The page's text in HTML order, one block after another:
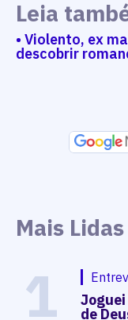
Leia
• Violento, ex
descobrir
Mais Lidas
1 de